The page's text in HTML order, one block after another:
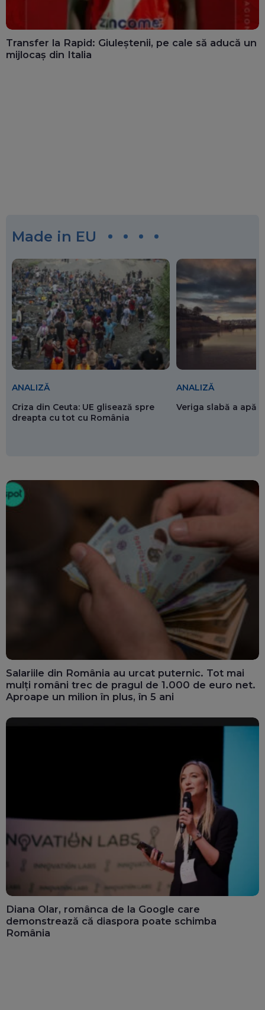
Transfer la Rapid: Giuleștenii, pe cale să aducă un
mijlocaș din Italia
Made in EU
ANALIZĂ
Criza din Ceuta: UE glisează spre
dreapta cu tot cu România
ANALIZĂ
Veriga slabă a
Salariile din România au urcat puternic. Tot mai
mulți români trec de pragul de 1.000 de euro net.
Aproape un milion în plus, în 5 ani
Diana Olar, românca de la Google care
demonstrează că diaspora poate schimba
România